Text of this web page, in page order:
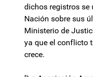
dichos registros se
Nación sobre sus
Ministerio de
ya que el conflicto
crece.